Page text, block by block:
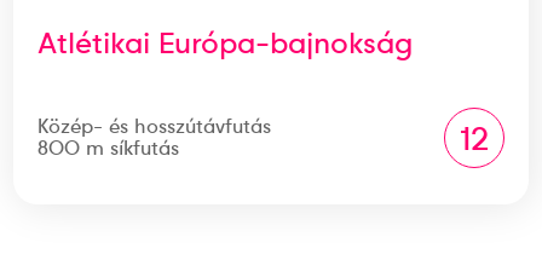
Atlétikai Európa-bajnokság
Közép- és hosszútávfutás
800 m síkfutás
12